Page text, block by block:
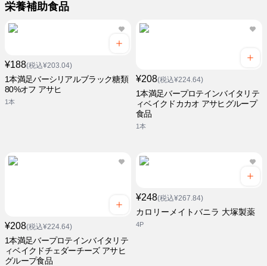
栄養補助食品
¥188(税込¥203.04)
1本満足バーシリアルブラック糖類
80%オフ アサヒ
1本
¥208(税込¥224.64)
1本満足バープロテインバイタリテ
ィベイクドカカオ アサヒグループ
食品
1本
¥208(税込¥224.64)
1本満足バープロテインバイタリテ
ィベイクドチェダーチーズ アサヒ
グループ食品
¥248(税込¥267.84)
カロリーメイトバニラ 大塚製薬
4P